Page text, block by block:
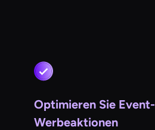
Optimieren Sie Event-
Werbeaktionen